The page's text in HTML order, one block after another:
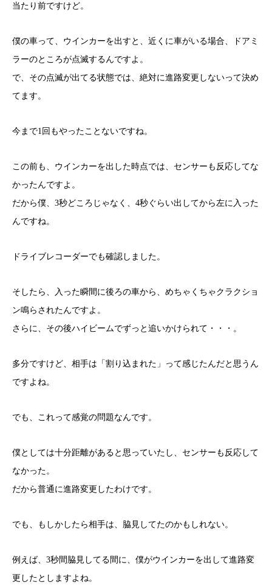
当たり前ですけど。
僕の車って、ウインカーを出すと、近くに車がいる場合、ドアミ
ラーのところが点滅するんですよ。
で、その点滅が出てる状態では、絶対に進路変更しないって決め
てます。
今まで1回もやったことないですね。
この前も、ウインカーを出した時点では、センサーも反応してな
かったんですよ。
だから僕、3秒どころじゃなく、4秒ぐらい出してから左に入った
んですね。
ドライブレコーダーでも確認しました。
そしたら、入った瞬間に後ろの車から、めちゃくちゃクラクショ
ン鳴らされたんですよ。
さらに、その後ハイビームでずっと追いかけられて・・・。
多分ですけど、相手は「割り込まれた」って感じたんだと思うん
ですよね。
でも、これって感覚の問題なんです。
僕としては十分距離があると思っていたし、センサーも反応して
なかった。
だから普通に進路変更したわけです。
でも、もしかしたら相手は、脇見してたのかもしれない。
例えば、3秒間脇見してる間に、僕がウインカーを出して進路変
更したとしますよね。